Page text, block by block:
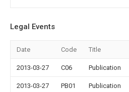
Legal Events
Date Code Title
2013-03-27 C06 Publication
2013-03-27 PB01 Publication